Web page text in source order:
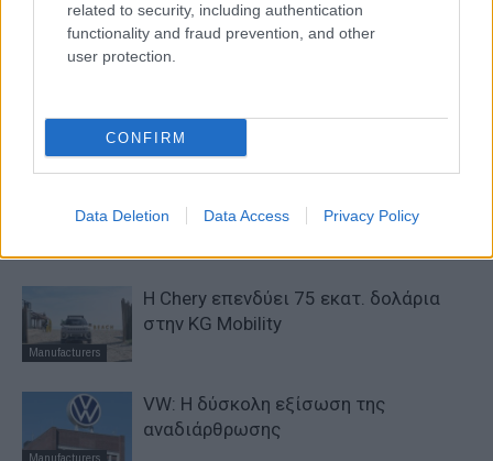
related to security, including authentication
functionality and fraud prevention, and other
user protection.
CONFIRM
Data Deletion Data Access Privacy Policy
ΠΕΡΙΣΣΟΤΕΡΑ ΑΠΟ ΤΟΝ ΔΗΜΙΟΥΡΓΟ
αυτοκινητοβιομηχανία
Manufacturers
Η Chery επενδύει 75 εκατ. δολάρια
στην KG Mobility
Manufacturers
VW: Η δύσκολη εξίσωση της
αναδιάρθρωσης